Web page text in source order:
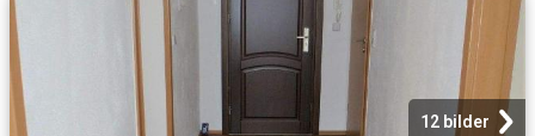
12 bilder